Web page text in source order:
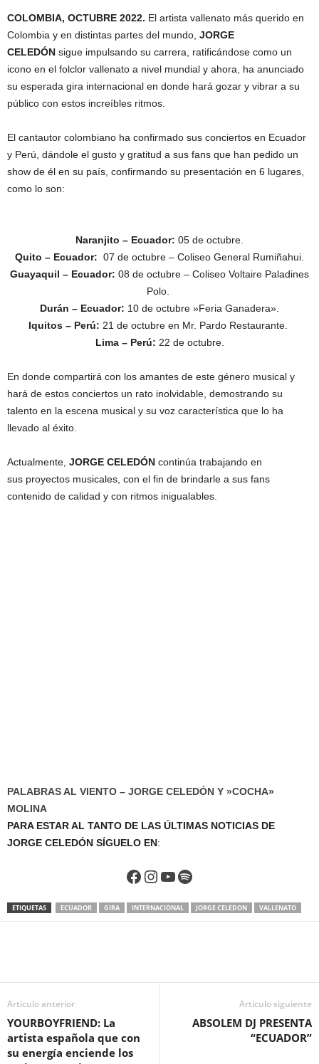
COLOMBIA, OCTUBRE 2022. El artista vallenato más querido en
Colombia y en distintas partes del mundo, JORGE
CELEDÓN sigue impulsando su carrera, ratificándose como un
icono en el folclor vallenato a nivel mundial y ahora, ha anunciado
su esperada gira internacional en donde hará gozar y vibrar a su
público con estos increíbles ritmos.
El cantautor colombiano ha confirmado sus conciertos en Ecuador
y Perú, dándole el gusto y gratitud a sus fans que han pedido un
show de él en su país, confirmando su presentación en 6 lugares,
como lo son:
Naranjito – Ecuador: 05 de octubre.
Quito – Ecuador: 07 de octubre – Coliseo General Rumiñahui.
Guayaquil – Ecuador: 08 de octubre – Coliseo Voltaire Paladines
Polo.
Durán – Ecuador: 10 de octubre »Feria Ganadera».
Iquitos – Perú: 21 de octubre en Mr. Pardo Restaurante.
Lima – Perú: 22 de octubre.
En donde compartirá con los amantes de este género musical y
hará de estos conciertos un rato inolvidable, demostrando su
talento en la escena musical y su voz característica que lo ha
llevado al éxito.
Actualmente, JORGE CELEDÓN continúa trabajando en
sus proyectos musicales, con el fin de brindarle a sus fans
contenido de calidad y con ritmos inigualables.
PALABRAS AL VIENTO – JORGE CELEDÓN Y »COCHA»
MOLINA
PARA ESTAR AL TANTO DE LAS ÚLTIMAS NOTICIAS DE
JORGE CELEDÓN SÍGUELO EN:
Facebook
Instagram
YouTube
Spotify
ETIQUETAS ECUADOR GIRA INTERNACIONAL JORGE CELEDON VALLENATO
Artículo anterior
YOURBOYFRIEND: La
artista española que con
su energía enciende los
Artículo siguiente
ABSOLEM DJ PRESENTA
“ECUADOR”